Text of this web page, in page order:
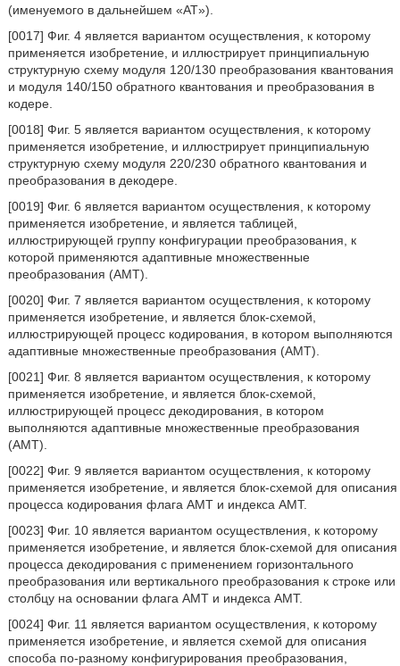
(именуемого в дальнейшем «AT»).
[0017] Фиг. 4 является вариантом осуществления, к которому
применяется изобретение, и иллюстрирует принципиальную
структурную схему модуля 120/130 преобразования квантования
и модуля 140/150 обратного квантования и преобразования в
кодере.
[0018] Фиг. 5 является вариантом осуществления, к которому
применяется изобретение, и иллюстрирует принципиальную
структурную схему модуля 220/230 обратного квантования и
преобразования в декодере.
[0019] Фиг. 6 является вариантом осуществления, к которому
применяется изобретение, и является таблицей,
иллюстрирующей группу конфигурации преобразования, к
которой применяются адаптивные множественные
преобразования (AMT).
[0020] Фиг. 7 является вариантом осуществления, к которому
применяется изобретение, и является блок-схемой,
иллюстрирующей процесс кодирования, в котором выполняются
адаптивные множественные преобразования (AMT).
[0021] Фиг. 8 является вариантом осуществления, к которому
применяется изобретение, и является блок-схемой,
иллюстрирующей процесс декодирования, в котором
выполняются адаптивные множественные преобразования
(AMT).
[0022] Фиг. 9 является вариантом осуществления, к которому
применяется изобретение, и является блок-схемой для описания
процесса кодирования флага AMT и индекса AMT.
[0023] Фиг. 10 является вариантом осуществления, к которому
применяется изобретение, и является блок-схемой для описания
процесса декодирования с применением горизонтального
преобразования или вертикального преобразования к строке или
столбцу на основании флага AMT и индекса AMT.
[0024] Фиг. 11 является вариантом осуществления, к которому
применяется изобретение, и является схемой для описания
способа по-разному конфигурирования преобразования,